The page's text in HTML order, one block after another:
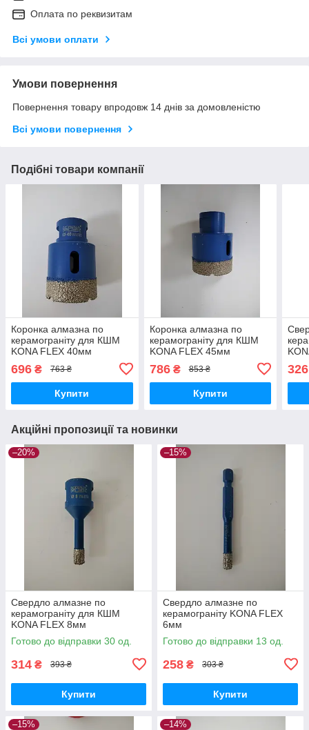
Оплата по реквизитам
Всі умови оплати
Умови повернення
Повернення товару впродовж 14 днів за домовленістю
Всі умови повернення
Подібні товари компанії
Коронка алмазна по
керамограніту для КШМ
KONA FLEX 40мм
696 ₴ 763 ₴
Купити
Коронка алмазна по
керамограніту для КШМ
KONA FLEX 45мм
786₴ 853 ₴
Купити
326
Акційні пропозиції та новинки
–20%
Свердло алмазне по
керамограніту для КШМ
KONA FLEX 8мм
Готово до відправки 30 од.
314 ₴ 393 ₴
Купити
–15%
Свердло алмазне по
керамограніту KONA FLEX
6мм
Готово до відправки 13 од.
258 ₴ 303 ₴
Купити
–15% –14%